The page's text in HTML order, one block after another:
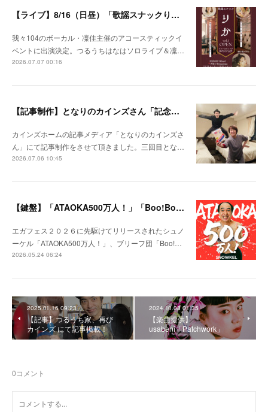
【ライブ】8/16（日昼）「歌謡スナックりか」
我々104のボーカル・凜佳主催のアコースティックイ
ベントに出演決定。つるうちはなはソロライブ＆凜…
2026.07.07 00:16
【記事制作】となりのカインズさん「記念日を忘れがちな夫婦が、なんでもない日にプレゼントを贈りあってみた」
カインズホームの記事メディア「となりのカインズさ
ん」にて記事制作をさせて頂きました。三回目とな…
2026.07.06 10:45
【鍵盤】「ATAOKA500万人！」「Boo!Boo!Boost!」
エガフェス２０２６に先駆けてリリースされたシュノ
ーケル「ATAOKA500万人！」、ブリーフ団「Boo!…
2026.05.24 06:24
2025.01.16 09:23
【記事】つるうち家、再び
カインズ にて記事掲載！
2024.10.08 01:35
【楽曲提供】
usabeni「Patchwork」
0コメント